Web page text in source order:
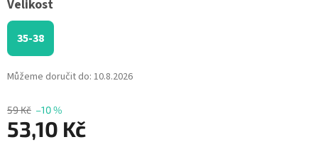
59 Kč –10 %
53,10 Kč
Velikost
35-38
Můžeme doručit do: 10.8.2026